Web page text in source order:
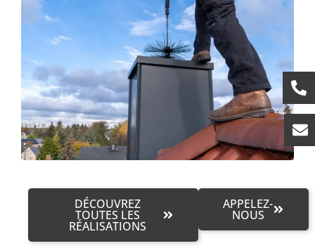
DÉCOUVREZ
TOUTES LES
RÉALISATIONS
APPELEZ-
NOUS